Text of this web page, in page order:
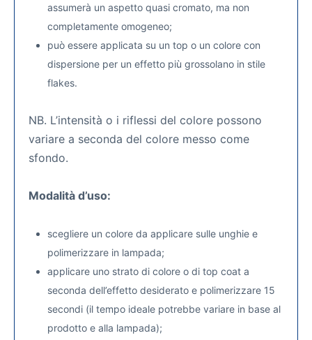
assumerà un aspetto quasi cromato, ma non
completamente omogeneo;
può essere applicata su un top o un colore con
dispersione per un effetto più grossolano in stile
flakes.
NB. L’intensità o i riflessi del colore possono
variare a seconda del colore messo come
sfondo.
Modalità d’uso:
scegliere un colore da applicare sulle unghie e
polimerizzare in lampada;
applicare uno strato di colore o di top coat a
seconda dell’effetto desiderato e polimerizzare 15
secondi (il tempo ideale potrebbe variare in base al
prodotto e alla lampada);